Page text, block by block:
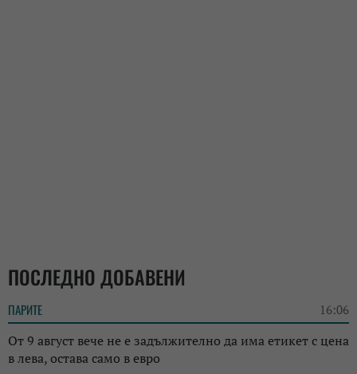
ПОСЛЕДНО ДОБАВЕНИ
ПАРИТЕ 16:06
От 9 август вече не е задължително да има етикет с цена
в лева, остава само в евро